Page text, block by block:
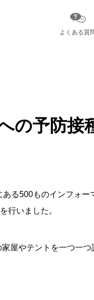
よくある質
の予防接
る500ものインフォー
行いました。
屋やテントを一つ一